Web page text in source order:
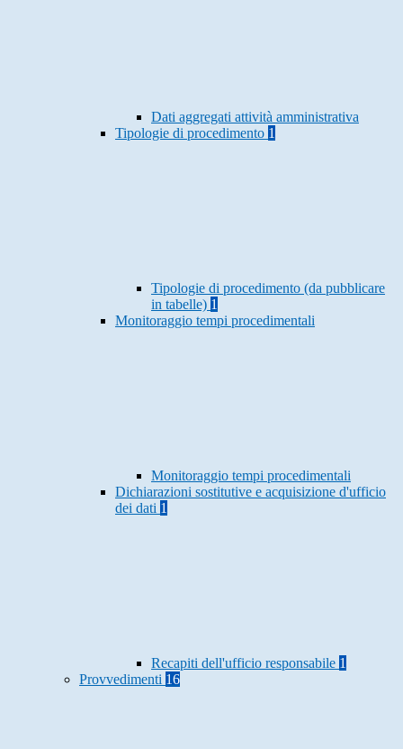
Dati aggregati attività amministrativa
Tipologie di procedimento 1
Tipologie di procedimento (da pubblicare
in tabelle) 1
Monitoraggio tempi procedimentali
Monitoraggio tempi procedimentali
Dichiarazioni sostitutive e acquisizione d'ufficio
dei dati 1
Recapiti dell'ufficio responsabile 1
Provvedimenti 16